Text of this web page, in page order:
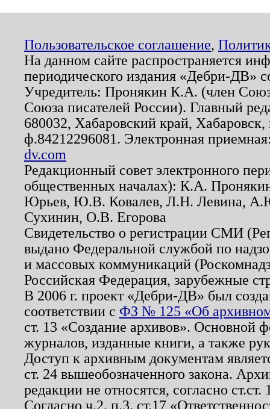
Пользовательское соглашение,
На данном сайте распространяется
периодического издания «Дебри-ДВ»
Учредитель: Пронякин К.А. (член
Союза писателей России). Главный
680032, Хабаровский край,
ф.84212296081. Электронная
dv.com
Редакционный совет электронного
общественных началах): К.А.
Юрьев, Ю.В. Ковалев, Л.Н. Левина,
Сухинин, О.В. Егорова
Свидетельство о регистрации СМИ
выдано Федеральной службой по
и массовых коммуникаций
Российская Федерация, зарубежные
В 2006 г. проект «Дебри-ДВ» был
соответствии с ФЗ № 125 «Об
ст. 13 «Создание архивов». Основной
журналов, изданные книги, а также
Доступ к архивным документам
ст. 24 вышеобозначенного закона.
редакции не относятся, согласно
Согласно ч.2. п.3. ст.17